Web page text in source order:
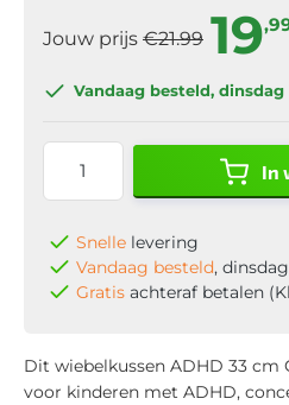
Jouw prijs €21.99 19
Vandaag besteld,
In
Snelle levering
Vandaag besteld,
Gratis achteraf betalen
Dit wiebelkussen ADHD 33 cm
voor kinderen met ADHD,